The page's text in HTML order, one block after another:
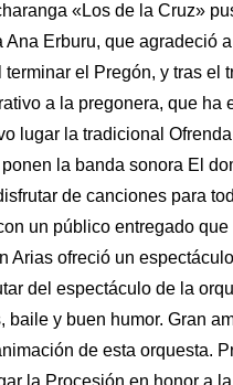
«Los de la Cruz»
Ana Er­bu­ru, que agradeció
terminar el Pregón, y tras
a la pregonera, que ha
lugar la tradicional
la banda sonora El
de canciones para
un pú­blico entregado
Arias ofreció un
del espectáculo de la
baile y buen humor. Gran
de esta orquesta.
la Procesión en honor a